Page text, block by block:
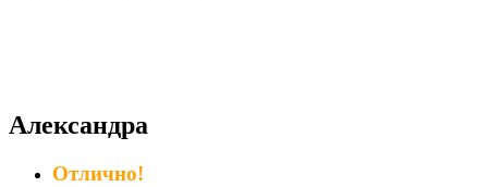
Александра
Отлично!